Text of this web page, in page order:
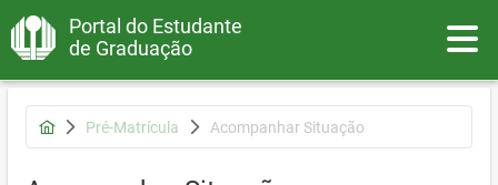
Portal do Estudante
de Graduação
Pré-Matrícula Acompanhar Situação